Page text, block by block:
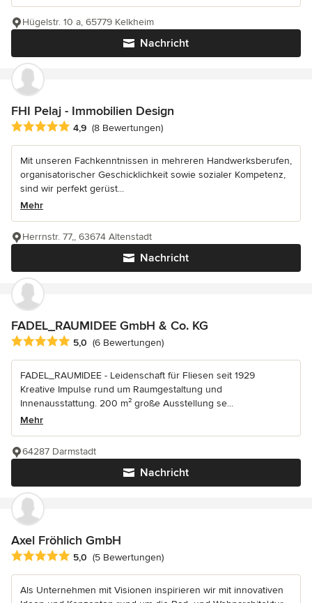
Nachricht
Hügelstr. 10 a, 65779 Kelkheim
FHI Pelaj - Immobilien Design
Durchschnittliche Bewertung: 4.9 von 5 Sternen
4,9 (8 Bewertungen)
Mit unseren Fachkenntnissen in mehreren Handwerksberufen,
organisatorischer Geschicklichkeit sowie sozialer Kompetenz,
sind wir perfekt gerüst...
Mehr
Nachricht
Herrnstr. 77,, 63674 Altenstadt
FADEL_RAUMIDEE GmbH & Co. KG
Durchschnittliche Bewertung: 5 von 5 Sternen
5,0 (6 Bewertungen)
FADEL_RAUMIDEE - Leidenschaft für Fliesen seit 1929
Kreative Impulse rund um Raumgestaltung und
Innenausstattung. 200 m² große Ausstellung se...
Mehr
Nachricht
64287 Darmstadt
Axel Fröhlich GmbH
Durchschnittliche Bewertung: 5 von 5 Sternen
5,0 (5 Bewertungen)
Als Unternehmen mit Visionen inspirieren wir mit innovativen